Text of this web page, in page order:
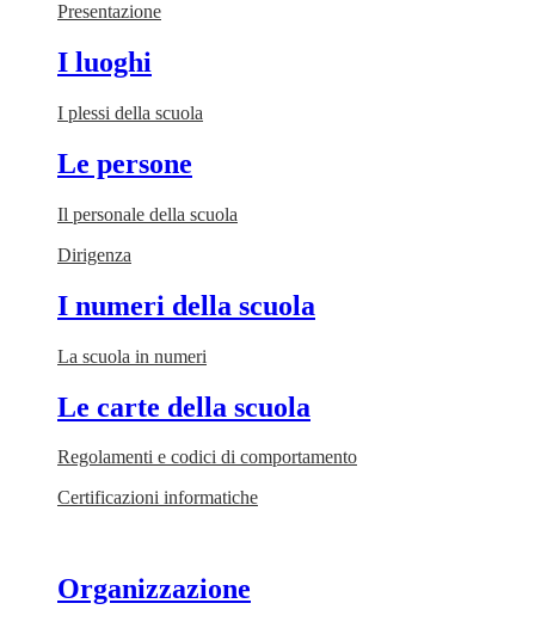
Presentazione
I luoghi
I plessi della scuola
Le persone
Il personale della scuola
Dirigenza
I numeri della scuola
La scuola in numeri
Le carte della scuola
Regolamenti e codici di comportamento
Certificazioni informatiche
Organizzazione